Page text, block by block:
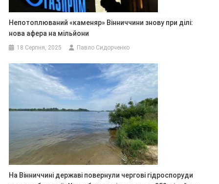
Непотоплюваний «каменяр» Вінниччини знову при ділі:
нова афера на мільйони
18 Серпня, 2025 Павло Сидорченко
На Вінниччині державі повернули чергові гідроспоруди